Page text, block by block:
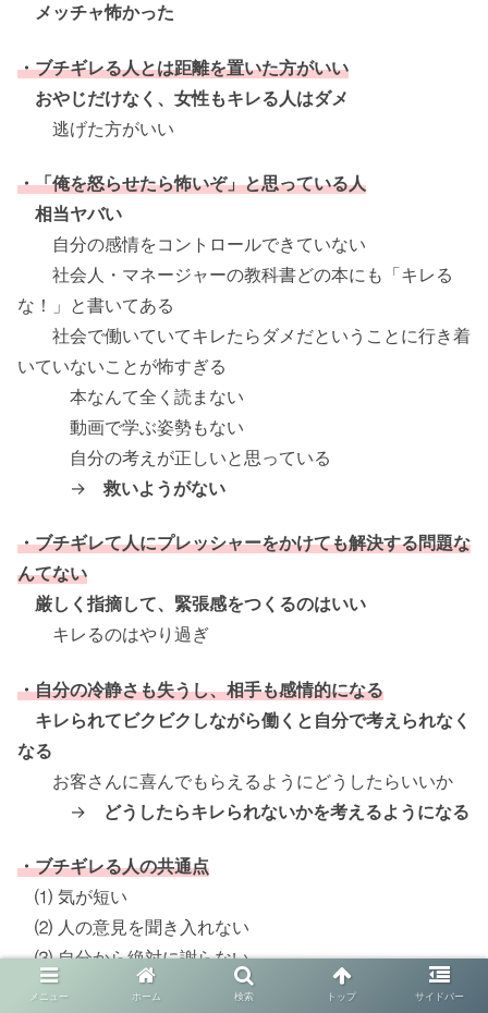
メッチャ怖かった
・ブチギレる人とは距離を置いた方がいい
おやじだけなく、女性もキレる人はダメ
逃げた方がいい
・「俺を怒らせたら怖いぞ」と思っている人
相当ヤバい
自分の感情をコントロールできていない
社会人・マネージャーの教科書どの本にも「キレる
な！」と書いてある
社会で働いていてキレたらダメだということに行き着
いていないことが怖すぎる
本なんて全く読まない
動画で学ぶ姿勢もない
自分の考えが正しいと思っている
→救いようがない
・ブチギレて人にプレッシャーをかけても解決する問題な
んてない
厳しく指摘して、緊張感をつくるのはいい
キレるのはやり過ぎ
・自分の冷静さも失うし、相手も感情的になる
キレられてビクビクしながら働くと自分で考えられなく
なる
お客さんに喜んでもらえるようにどうしたらいいか
→ どうしたらキレられないかを考えるようになる
・ブチギレる人の共通点
⑴ 気が短い
⑵ 人の意見を聞き入れない
⑶ 自分から絶対に謝らない
⑷ プライドが高く上から目線
メニュー ホーム 検索 トップ サイドバー